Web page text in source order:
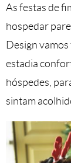
As festas de
hospedar
Design
estadia
hóspedes,
sintam